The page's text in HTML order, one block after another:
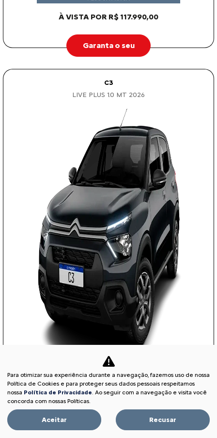
À VISTA POR R$ 117.990,00
Garanta o seu
C3
LIVE PLUS 1.0 MT 2026
COM SEU USADO NA TROCA
PESSOA FÍSICA
Para otimizar sua experiência durante a navegação, fazemos uso de nossa
Política de Cookies e para proteger seus dados pessoais respeitamos
nossa Política de Privacidade. Ao seguir com a navegação e visita você
concorda com nossas Políticas.
Aceitar Recusar